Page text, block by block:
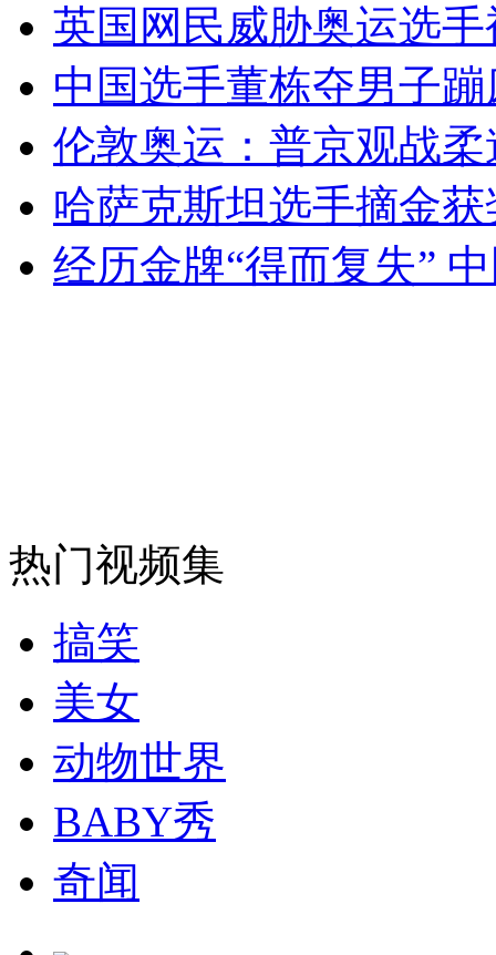
女孩北京地铁殴打老人 痛下狠手拳打脚踢
外交部：反对强权政治霸凌主义
走！跟着总书记去植树
消防员救轻生者
纽约上演“枕头大战”
司机酒驾遇交警 急速倒车逃窜
英国网民威胁奥运选
中国选手董栋夺男子
伦敦奥运：普京观战
哈萨克斯坦选手摘金
经历金牌“得而复失”
热门视频集
搞笑
美女
动物世界
BABY秀
奇闻